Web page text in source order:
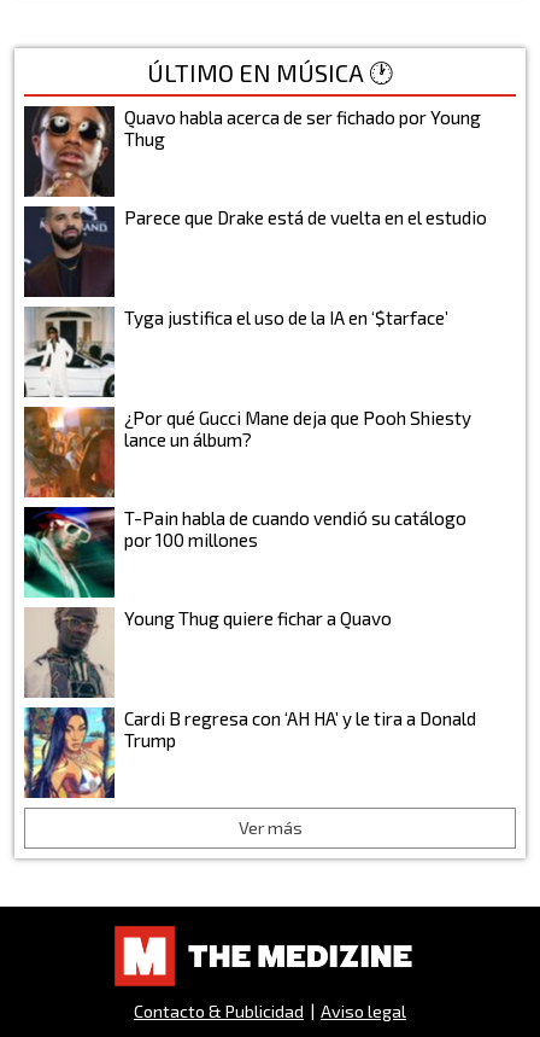
ÚLTIMO EN MÚSICA 🕐
Quavo habla acerca de ser fichado por Young
Thug
Parece que Drake está de vuelta en el estudio
Tyga justifica el uso de la IA en ‘$tarface’
¿Por qué Gucci Mane deja que Pooh Shiesty
lance un álbum?
T-Pain habla de cuando vendió su catálogo
por 100 millones
Young Thug quiere fichar a Quavo
Cardi B regresa con ‘AH HA’ y le tira a Donald
Trump
Ver más
Contacto & Publicidad | Aviso legal